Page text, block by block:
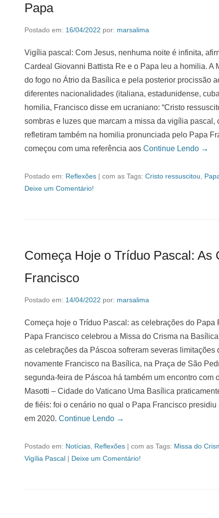
Papa
Postado em: 16/04/2022 por: marsalima
Vigília pascal: Com Jesus, nenhuma noite é infinita,
Cardeal Giovanni Battista Re e o Papa leu a homilia.
do fogo no Átrio da Basílica e pela posterior procissão
diferentes nacionalidades (italiana, estadunidense,
homilia, Francisco disse em ucraniano: “Cristo
sombras e luzes que marcam a missa da vigília
refletiram também na homilia pronunciada pelo Papa
começou com uma referência aos Continue Lendo →
Postado em: Reflexões | com as Tags: Cristo ressuscitou
Deixe um Comentário!
Começa Hoje o Tríduo Pascal: As
Francisco
Postado em: 14/04/2022 por: marsalima
Começa hoje o Tríduo Pascal: as celebrações do
Papa Francisco celebrou a Missa do Crisma na
as celebrações da Páscoa sofreram severas
novamente Francisco na Basílica, na Praça de São
segunda-feira de Páscoa há também um encontro com
Masotti – Cidade do Vaticano Uma Basílica
de fiéis: foi o cenário no qual o Papa Francisco
em 2020. Continue Lendo →
Postado em: Notícias Reflexões | com as Tags: Missa do
Vigília Pascal | Deixe um Comentário!